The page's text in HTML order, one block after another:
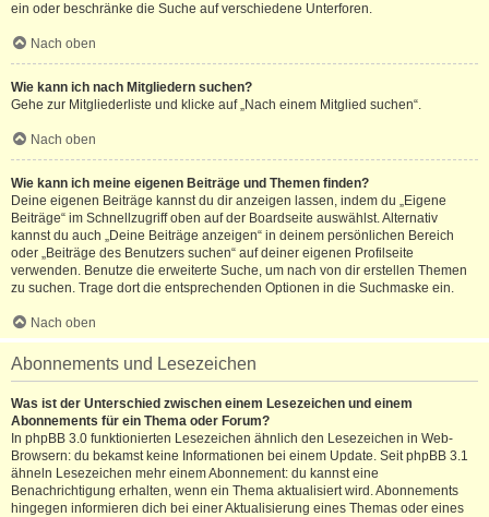
ein oder beschränke die Suche auf verschiedene Unterforen.
Nach oben
Wie kann ich nach Mitgliedern suchen?
Gehe zur Mitgliederliste und klicke auf „Nach einem Mitglied suchen“.
Nach oben
Wie kann ich meine eigenen Beiträge und Themen finden?
Deine eigenen Beiträge kannst du dir anzeigen lassen, indem du „Eigene
Beiträge“ im Schnellzugriff oben auf der Boardseite auswählst. Alternativ
kannst du auch „Deine Beiträge anzeigen“ in deinem persönlichen Bereich
oder „Beiträge des Benutzers suchen“ auf deiner eigenen Profilseite
verwenden. Benutze die erweiterte Suche, um nach von dir erstellen Themen
zu suchen. Trage dort die entsprechenden Optionen in die Suchmaske ein.
Nach oben
Abonnements und Lesezeichen
Was ist der Unterschied zwischen einem Lesezeichen und einem
Abonnements für ein Thema oder Forum?
In phpBB 3.0 funktionierten Lesezeichen ähnlich den Lesezeichen in Web-
Browsern: du bekamst keine Informationen bei einem Update. Seit phpBB 3.1
ähneln Lesezeichen mehr einem Abonnement: du kannst eine
Benachrichtigung erhalten, wenn ein Thema aktualisiert wird. Abonnements
hingegen informieren dich bei einer Aktualisierung eines Themas oder eines